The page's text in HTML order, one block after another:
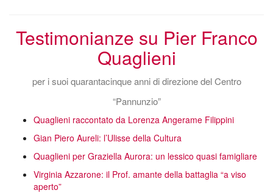
Testimonianze su Pier Franco
Quaglieni
per i suoi quarantacinque anni di direzione del Centro
“Pannunzio”
Quaglieni raccontato da Lorenza Angerame Filippini
Gian Piero Aureli: l’Ulisse della Cultura
Quaglieni per Graziella Aurora: un lessico quasi famigliare
Virginia Azzarone: il Prof. amante della battaglia “a viso
aperto”